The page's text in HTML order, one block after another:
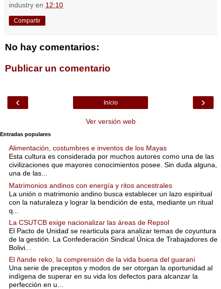
industry en 12:10
Compartir
No hay comentarios:
Publicar un comentario
‹ ›
Inicio
Ver versión web
Entradas populares
Alimentación, costumbres e inventos de los Mayas
Esta cultura es considerada por muchos autores como una de las
civilizaciones que mayores conocimientos posee. Sin duda alguna,
una de las...
Matrimonios andinos con energía y ritos ancestrales
La unión o matrimonio andino busca establecer un lazo espiritual
con la naturaleza y lograr la bendición de esta, mediante un ritual
q...
La CSUTCB exige nacionalizar las áreas de Repsol
El Pacto de Unidad se rearticula para analizar temas de coyuntura
de la gestión. La Confederación Sindical Única de Trabajadores de
Bolivi...
El ñande reko, la comprensión de la vida buena del guaraní
Una serie de preceptos y modos de ser otorgan la oportunidad al
indígena de superar en su vida los defectos para alcanzar la
perfección en u...